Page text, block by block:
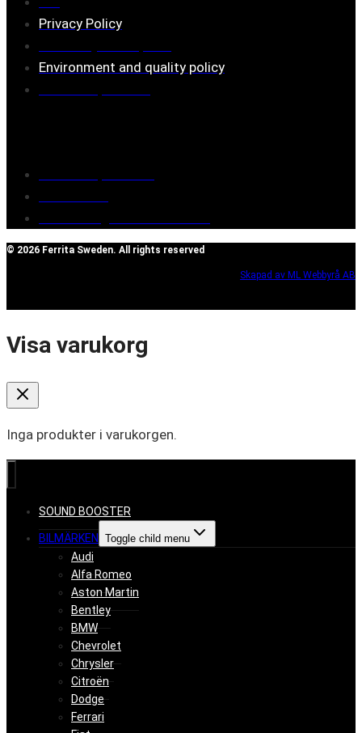
Privacy Policy
Environment and quality policy
© 2026 Ferrita Sweden. All rights reserved
Skapad av ML Webbyrå AB
Visa varukorg
Inga produkter i varukorgen.
SOUND BOOSTER
BILMÄRKEN Toggle child menu
Audi
Alfa Romeo
Aston Martin
Bentley
BMW
Chevrolet
Chrysler
Citroën
Dodge
Ferrari